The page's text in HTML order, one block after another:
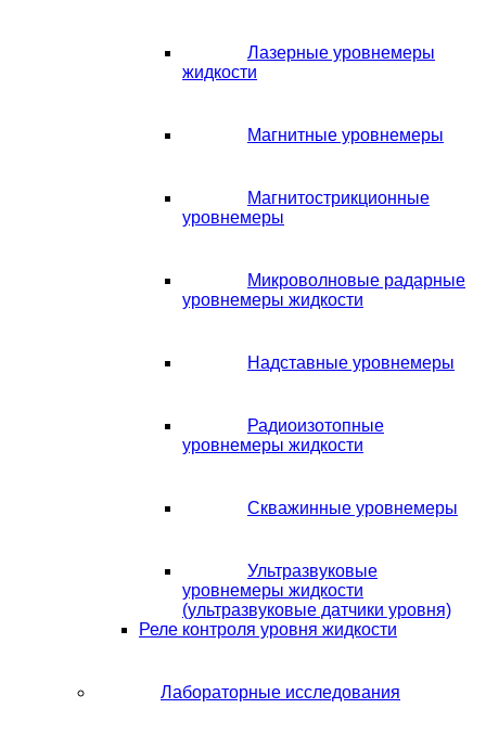
Лазерные уровнемеры
жидкости
Магнитные уровнемеры
Магнитострикционные
уровнемеры
Микроволновые радарные
уровнемеры жидкости
Надставные уровнемеры
Радиоизотопные
уровнемеры жидкости
Скважинные уровнемеры
Ультразвуковые
уровнемеры жидкости
(ультразвуковые датчики уровня)
Реле контроля уровня жидкости
Лабораторные исследования